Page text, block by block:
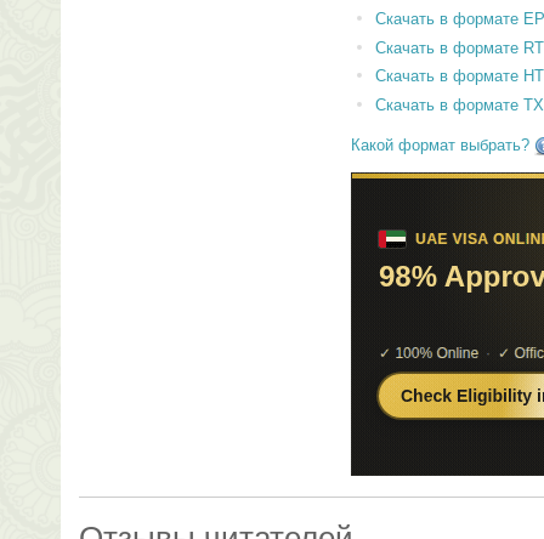
Скачать в формате
Скачать в формате
Скачать в формате
Скачать в формате
Какой формат выбрать?